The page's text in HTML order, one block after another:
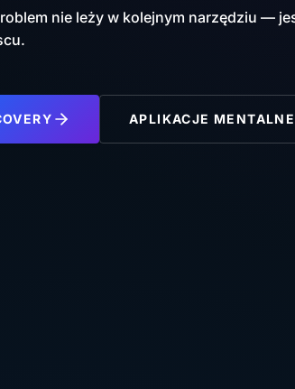
nie leży w kolejnym narzędziu —
APLIKACJE MENTALNE